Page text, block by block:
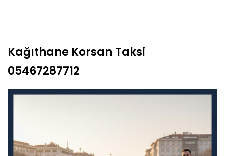
Kağıthane Korsan Taksi
05467287712